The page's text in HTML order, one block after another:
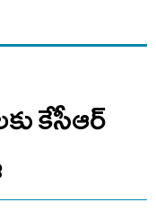
కేసీఆర్